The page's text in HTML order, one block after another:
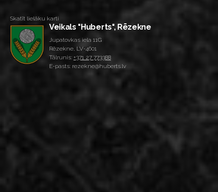
Skatīt lielāku karti
Veikals "Huberts", Rēzekne
Jupatovkas iela 11G
Rēzekne, LV-4601
Tālrunis: +371 27 773388
E-pasts: rezekne@huberts.lv